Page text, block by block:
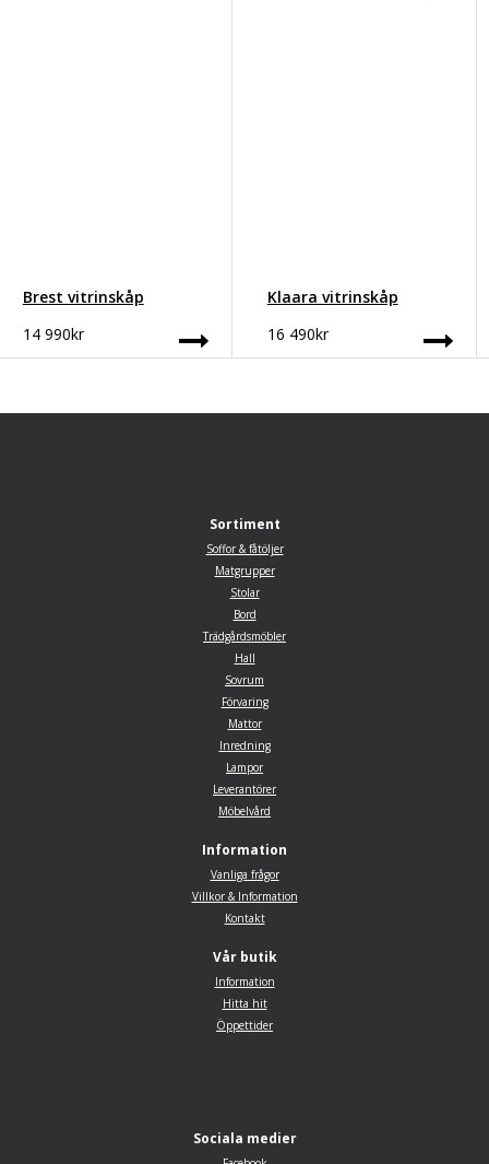
Brest vitrinskåp
14 990kr
Klaara vitrinskåp
16 490kr
Sortiment
Soffor & fåtöljer
Matgrupper
Stolar
Bord
Trädgårdsmöbler
Hall
Sovrum
Förvaring
Mattor
Inredning
Lampor
Leverantörer
Möbelvård
Information
Vanliga frågor
Villkor & Information
Kontakt
Vår butik
Information
Hitta hit
Öppettider
Sociala medier